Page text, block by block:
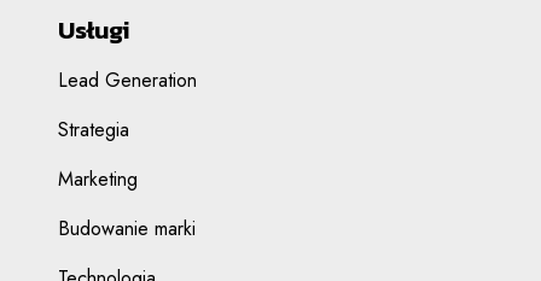
Usługi
Lead Generation
Strategia
Marketing
Budowanie marki